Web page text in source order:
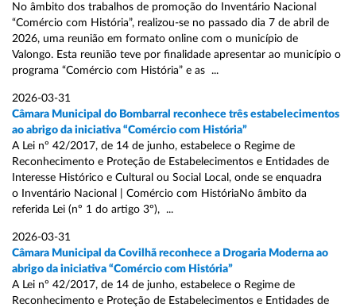
No âmbito dos trabalhos de promoção do Inventário Nacional
“Comércio com História”, realizou-se no passado dia 7 de abril de
2026, uma reunião em formato online com o município de
Valongo. Esta reunião teve por finalidade apresentar ao município o
programa “Comércio com História” e as ...
2026-03-31
Câmara Municipal do Bombarral reconhece três estabelecimentos
ao abrigo da iniciativa “Comércio com História”
A Lei nº 42/2017, de 14 de junho, estabelece o Regime de
Reconhecimento e Proteção de Estabelecimentos e Entidades de
Interesse Histórico e Cultural ou Social Local, onde se enquadra
o Inventário Nacional | Comércio com HistóriaNo âmbito da
referida Lei (nº 1 do artigo 3º), ...
2026-03-31
Câmara Municipal da Covilhã reconhece a Drogaria Moderna ao
abrigo da iniciativa “Comércio com História”
A Lei nº 42/2017, de 14 de junho, estabelece o Regime de
Reconhecimento e Proteção de Estabelecimentos e Entidades de